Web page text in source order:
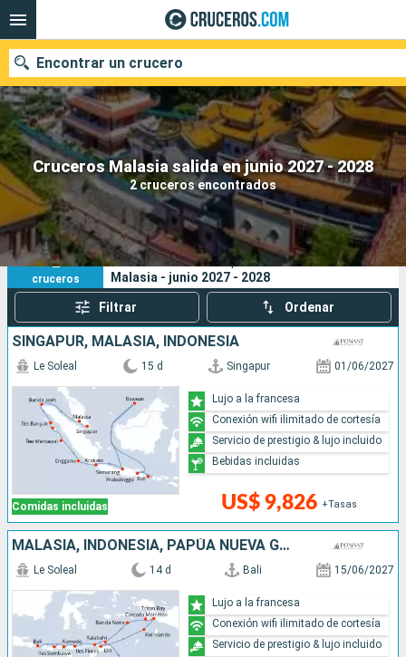
Cruceros Malasia salida en junio 2027 - 2028
2 cruceros encontrados
Encontrar un crucero
Nuestros destinos
Fecha de salida
Puertos Compañías
Buscar
2
cruceros
Sus criterios de búsqueda:
Malasia - junio 2027 - 2028
Filtrar Ordenar
SINGAPUR, MALASIA, INDONESIA
Comidas incluidas
Le Soleal 15 d Singapur 01/06/2027
US$ 9,826 +Tasas
Lujo a la francesa
Conexión wifi ilimitado de cortesía
Servicio de prestigio & lujo incluido
Bebidas incluidas
MALASIA, INDONESIA, PAPÚA NUEVA GUINEA, AUSTRALIA
Le Soleal 14 d Bali 15/06/2027
Lujo a la francesa
Conexión wifi ilimitado de cortesía
Servicio de prestigio & lujo incluido